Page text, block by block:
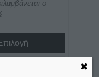
range:
through
ο
✖